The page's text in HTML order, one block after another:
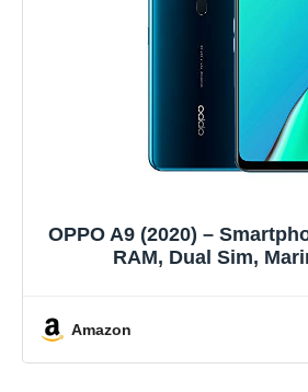
OPPO A9 (2020) –
RAM, Dual Sim,
Amazon